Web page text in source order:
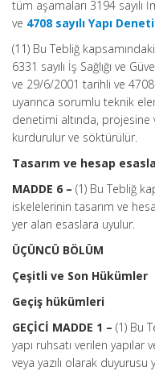
tüm aşamaları 3194 sayılı
ve 4708 sayılı Yapı
(11) Bu Tebliğ kapsamındaki
6331 sayılı İş Sağlığı ve
ve 29/6/2001 tarihli ve 4708
uyarınca sorumlu teknik
denetimi altında,
kurdurulur ve söktürülür.
Tasarım ve hesap
MADDE 6 – (1) Bu Tebliğ
iskelelerinin tasarım ve
yer alan esaslara uyulur.
ÜÇÜNCÜ BÖLÜM
Çeşitli ve Son Hükümler
Geçiş hükümleri
GEÇİCİ MADDE 1 – (1) Bu
yapı ruhsatı verilen yapılar
veya yazılı olarak